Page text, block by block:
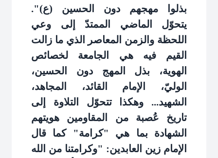
بذلوا مهجهم دون الحسين (ع)".
يتحوّل الماضي الممتدّ إلى وعي
اللحظة والزمن المعاصر الذي ما زالت
القيم فيه هي الجامعة لخصائص
الهوية، بذل المهج دون الحسين،
الوليّ، الإمام القائد، المجاهد،
الشهيد... وهكذا تتحوّل التلاوة إلى
تاريخ عُصبة من المقاومين هويتهم
الشهادة بما هي "كرامة" كما قال
الإمام زين العابدين: "وكرامتنا من الله